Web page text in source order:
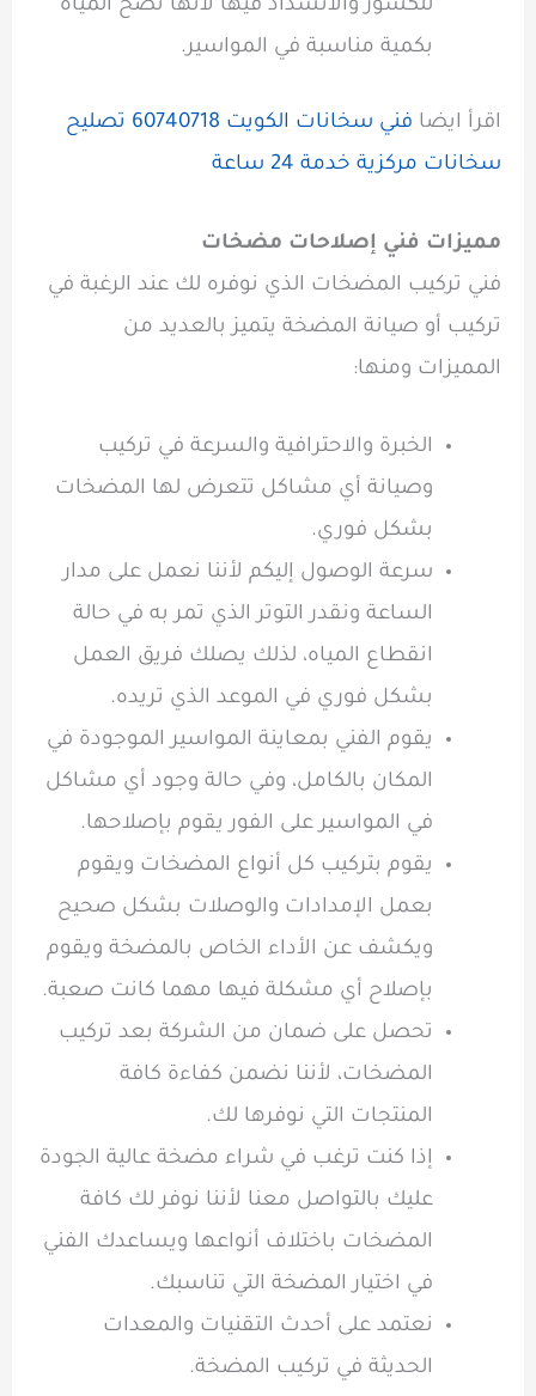
للكسور والانسداد فيها لأنها تضخ المياه
بكمية مناسبة في المواسير.
اقرأ ايضا
فني سخانات الكويت 60740718 تصليح
سخانات مركزية خدمة 24 ساعة
مميزات فني إصلاحات مضخات
فني تركيب المضخات الذي نوفره لك عند الرغبة في
تركيب أو صيانة المضخة يتميز بالعديد من
المميزات ومنها:
الخبرة والاحترافية والسرعة في تركيب
وصيانة أي مشاكل تتعرض لها المضخات
بشكل فوري.
سرعة الوصول إليكم لأننا نعمل على مدار
الساعة ونقدر التوتر الذي تمر به في حالة
انقطاع المياه، لذلك يصلك فريق العمل
بشكل فوري في الموعد الذي تريده.
يقوم الفني بمعاينة المواسير الموجودة في
المكان بالكامل، وفي حالة وجود أي مشاكل
في المواسير على الفور يقوم بإصلاحها.
يقوم بتركيب كل أنواع المضخات ويقوم
بعمل الإمدادات والوصلات بشكل صحيح
ويكشف عن الأداء الخاص بالمضخة ويقوم
بإصلاح أي مشكلة فيها مهما كانت صعبة.
تحصل على ضمان من الشركة بعد تركيب
المضخات، لأننا نضمن كفاءة كافة
المنتجات التي نوفرها لك.
إذا كنت ترغب في شراء مضخة عالية الجودة
عليك بالتواصل معنا لأننا نوفر لك كافة
المضخات باختلاف أنواعها ويساعدك الفني
في اختيار المضخة التي تناسبك.
نعتمد على أحدث التقنيات والمعدات
الحديثة في تركيب المضخة.